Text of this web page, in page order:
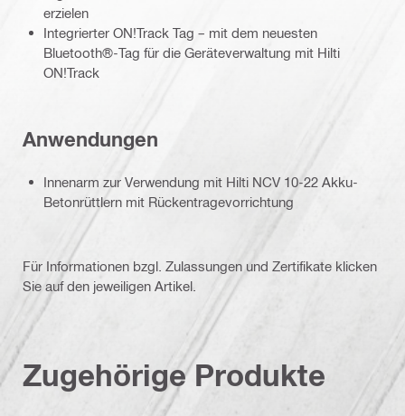
erzielen
Integrierter ON!Track Tag – mit dem neuesten
Bluetooth®-Tag für die Geräteverwaltung mit Hilti
ON!Track
Anwendungen
Innenarm zur Verwendung mit Hilti NCV 10-22 Akku-
Betonrüttlern mit Rückentragevorrichtung
Für Informationen bzgl. Zulassungen und Zertifikate klicken
Sie auf den jeweiligen Artikel.
Zugehörige Produkte